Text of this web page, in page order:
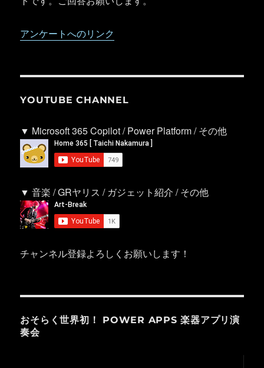
アンケートへのリンク
YOUTUBE CHANNEL
▼ Microsoft 365 Copilot / Power Platform / その他
▼ 音楽 / GRヤリス / ガジェット紹介 / その他
チャンネル登録よろしくお願いします！
おそらく世界初！ POWER APPS 楽器アプリ演
奏会